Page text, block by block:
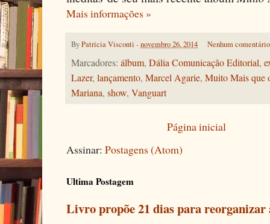
Mais informações »
ByPatricia Visconti -novembro 26, 2014 Nenhum
Marcadores: álbum, Dália Comunicação Editorial,
Lazer, lançamento, Marcel Agarie, Muito Mais que
Mariana, show, Vanguart
Página inicial
Assinar: Postagens (Atom)
Ultima Postagem
Livro propõe 21 dias para